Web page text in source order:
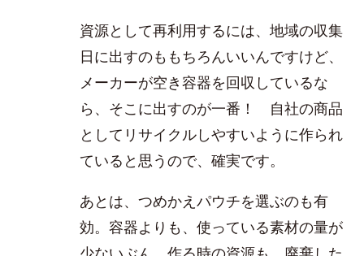
資源として再利用するには、地域の収集
日に出すのももちろんいいんですけど、
メーカーが空き容器を回収しているな
ら、そこに出すのが一番！ 自社の商品
としてリサイクルしやすいように作られ
ていると思うので、確実です。
あとは、つめかえパウチを選ぶのも有
効。容器よりも、使っている素材の量が